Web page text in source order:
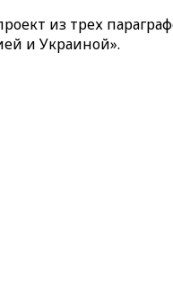
из трех
и Украиной».